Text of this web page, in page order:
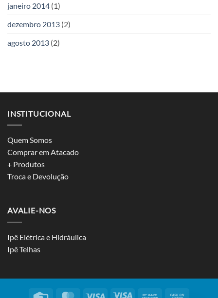
janeiro 2014 (1)
dezembro 2013 (2)
agosto 2013 (2)
INSTITUCIONAL
Quem Somos
Comprar em Atacado
+ Produtos
Troca e Devolução
AVALIE-NOS
Ipê Elétrica e Hidráulica
Ipê Telhas
Credit MasterCardVisa Visa Bank